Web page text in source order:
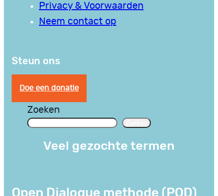
Privacy & Voorwaarden
Neem contact op
Steun ons
Doe een donatie
Zoeken
Veel gezochte termen
Open Dialogue methode (POD)